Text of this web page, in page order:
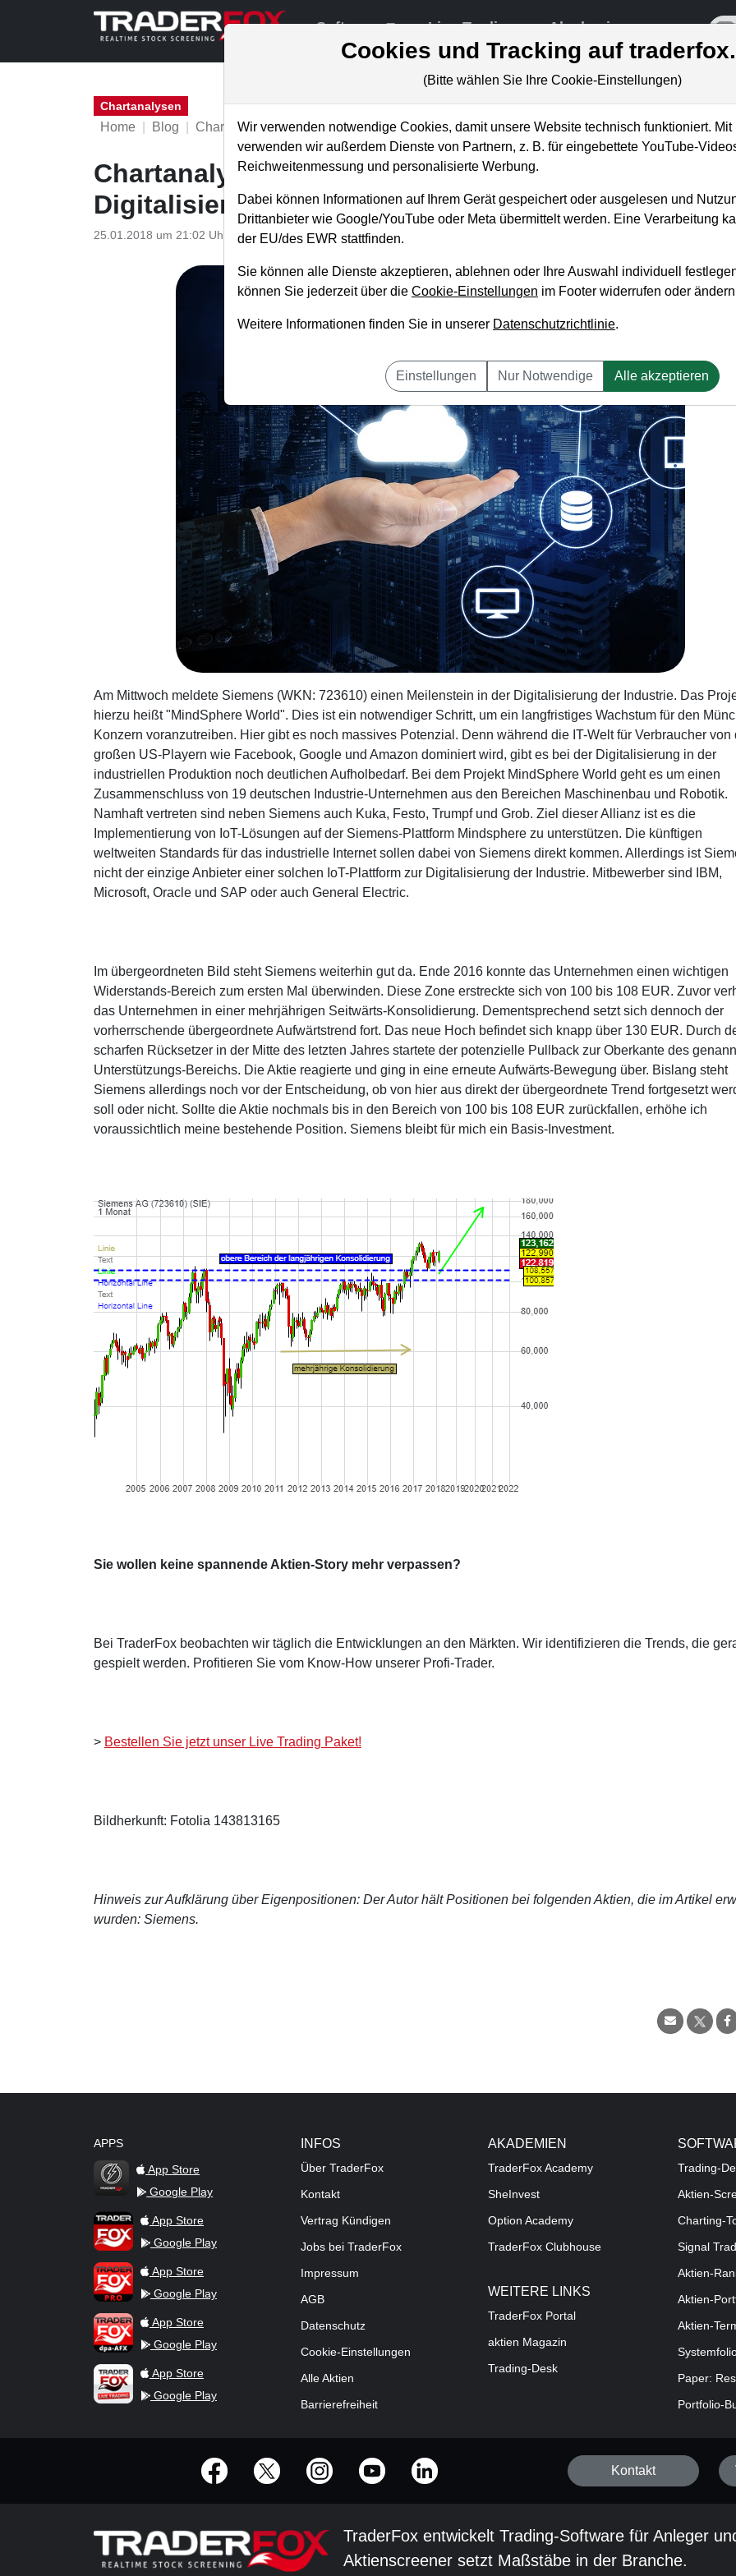
Software Live-Trading Akademie
Chartanalysen
Home Blog Chartanalysen
Chartanalyse Siemens: Meilenstein in der
Digitalisierung der Industrie
25.01.2018 um 21:02 Uhr P. Uhlschmied
Am Mittwoch meldete Siemens (WKN: 723610) einen Meilenstein in der Digitalisierung der Industrie. Das
hierzu heißt "MindSphere World". Dies ist ein notwendiger Schritt, um ein langfristiges Wachstum für den
Konzern voranzutreiben. Hier gibt es noch massives Potenzial. Denn während die IT-Welt für Verbraucher von
großen US-Playern wie Facebook, Google und Amazon dominiert wird, gibt es bei der Digitalisierung in der
industriellen Produktion noch deutlichen Aufholbedarf. Bei dem Projekt MindSphere World geht es um einen
Zusammenschluss von 19 deutschen Industrie-Unternehmen aus den Bereichen Maschinenbau und Robotik.
Namhaft vertreten sind neben Siemens auch Kuka, Festo, Trumpf und Grob. Ziel dieser Allianz ist es die
Implementierung von IoT-Lösungen auf der Siemens-Plattform Mindsphere zu unterstützen. Die künftigen
weltweiten Standards für das industrielle Internet sollen dabei von Siemens direkt kommen. Allerdings ist
nicht der einzige Anbieter einer solchen IoT-Plattform zur Digitalisierung der Industrie. Mitbewerber sind IBM,
Microsoft, Oracle und SAP oder auch General Electric.
Im übergeordneten Bild steht Siemens weiterhin gut da. Ende 2016 konnte das Unternehmen einen wichtigen
Widerstands-Bereich zum ersten Mal überwinden. Diese Zone erstreckte sich von 100 bis 108 EUR. Zuvor
das Unternehmen in einer mehrjährigen Seitwärts-Konsolidierung. Dementsprechend setzt sich dennoch der
vorherrschende übergeordnete Aufwärtstrend fort. Das neue Hoch befindet sich knapp über 130 EUR. Durch
scharfen Rücksetzer in der Mitte des letzten Jahres startete der potenzielle Pullback zur Oberkante des
Unterstützungs-Bereichs. Die Aktie reagierte und ging in eine erneute Aufwärts-Bewegung über. Bislang steht
Siemens allerdings noch vor der Entscheidung, ob von hier aus direkt der übergeordnete Trend fortgesetzt
soll oder nicht. Sollte die Aktie nochmals bis in den Bereich von 100 bis 108 EUR zurückfallen, erhöhe ich
voraussichtlich meine bestehende Position. Siemens bleibt für mich ein Basis-Investment.
Sie wollen keine spannende Aktien-Story mehr verpassen?
Bei TraderFox beobachten wir täglich die Entwicklungen an den Märkten. Wir identifizieren die Trends, die
gespielt werden. Profitieren Sie vom Know-How unserer Profi-Trader.
> Bestellen Sie jetzt unser Live Trading Paket!
Bildherkunft: Fotolia 143813165
Hinweis zur Aufklärung über Eigenpositionen: Der Autor hält Positionen bei folgenden Aktien, die im Artikel
wurden: Siemens.
APPS
TraderFox Flash
App Store
Google Play
TraderFox AppApp Store
Google Play
TraderFox ProApp Store
Google Play
TraderFox dpa-AFX ProFeed
App Store
Google Play
TraderFox Live Trading
App Store
Google Play
INFOS
Über TraderFox
Kontakt
Vertrag Kündigen
Jobs bei TraderFox
Impressum
AGB
Datenschutz
Cookie-Einstellungen
Alle Aktien
Barrierefreiheit
AKADEMIEN
TraderFox Academy
SheInvest
Option Academy
TraderFox Clubhouse
WEITERE LINKS
TraderFox Portal
aktien Magazin
Trading-Desk
Trading-
Aktien-
Charting-
Signal
Aktien-
Aktien-
Aktien-
Paper:
Portfolio-
offizielle Social Media-Accounts
Kontakt
TraderFox entwickelt Trading-Software für Anleger
Aktienscreener setzt Maßstäbe in der Branche.
Cookies und Tracking auf
(Bitte wählen Sie Ihre Cookie-Einstellungen)
Wir verwenden notwendige Cookies, damit unsere Website technisch funktioniert.
verwenden wir außerdem Dienste von Partnern, z. B. für eingebettete YouTube-
Reichweitenmessung und personalisierte Werbung.
Dabei können Informationen auf Ihrem Gerät gespeichert oder ausgelesen und
Drittanbieter wie Google/YouTube oder Meta übermittelt werden. Eine Verarbeitung
der EU/des EWR stattfinden.
Sie können alle Dienste akzeptieren, ablehnen oder Ihre Auswahl individuell
können Sie jederzeit über die Cookie-Einstellungen im Footer widerrufen oder
Weitere Informationen finden Sie in unserer Datenschutzrichtlinie.
Einstellungen Nur Notwendige Alle akzeptieren